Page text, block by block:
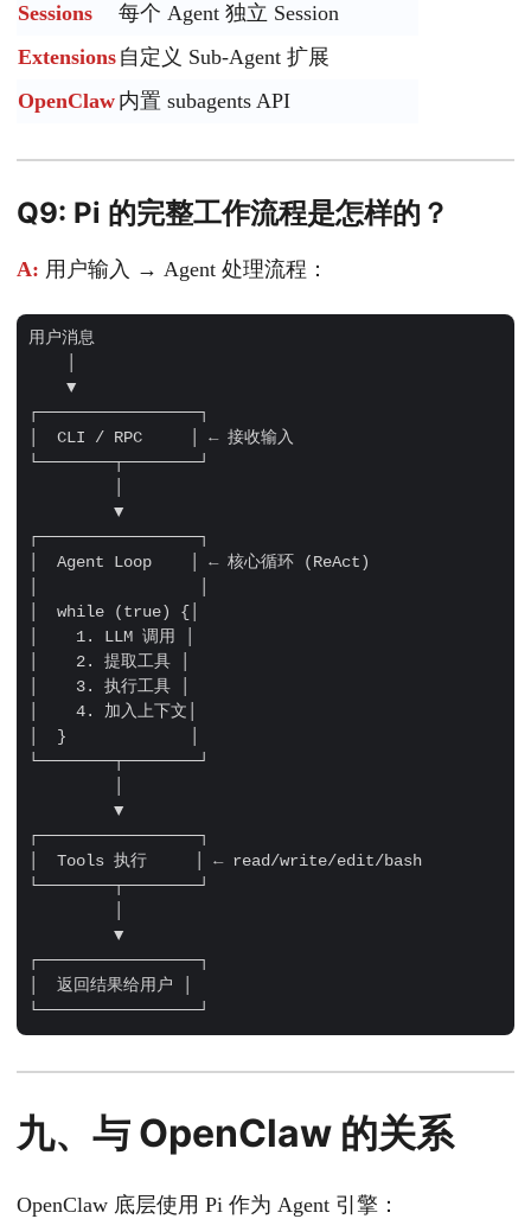
Sessions
每个 Agent 独立 Session
Extensions 自定义 Sub-Agent 扩展
OpenClaw 内置 subagents API
Q9: Pi 的完整工作流程是怎样的？
A: 用户输入 → Agent 处理流程：
用户消息
    ▼
┌─────────────────┐
│  CLI / RPC     │ ← 接收输入
└────────┬────────┘
         ▼
┌─────────────────┐
│  Agent Loop    │ ← 核心循环 (ReAct)
│  while (true) {│
│    1. LLM 调用 │
│    2. 提取工具 │
│    3. 执行工具 │
│    4. 加入上下文│
│  }             │
└────────┬────────┘
         ▼
┌─────────────────┐
│  Tools 执行     │ ← read/write/edit/bash
└────────┬────────┘
         ▼
┌─────────────────┐
│  返回结果给用户 │
九、与 OpenClaw 的关系
OpenClaw 底层使用 Pi 作为 Agent 引擎：